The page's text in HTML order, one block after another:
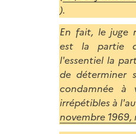
).
En fait, le juge
est la partie
l'essentiel la
de déterminer
condamnée à
irrépétibles à
novembre 1969,